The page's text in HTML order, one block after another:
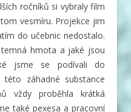
ročníků si vybraly film
vesmíru. Projekce jim
do učebnic nedostalo.
hmota a jaké jsou
jsme se podívali do
záhadné substance
vždy proběhla krátká
také pexesa a pracovní